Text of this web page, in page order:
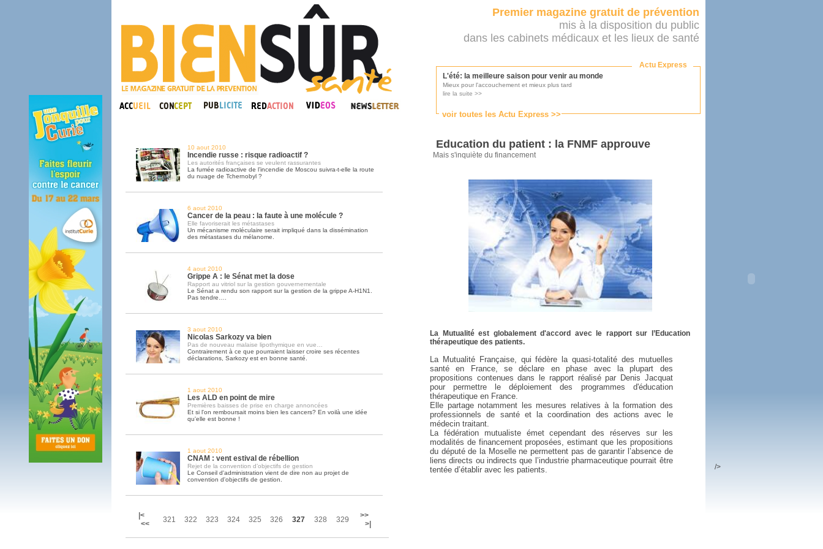
Premier magazine gratuit de prévention
mis à la disposition du public
dans les cabinets médicaux et les lieux de santé
Actu Express
voir toutes les Actu Express >>
L'été: la meilleure saison pour venir au monde
Mieux pour l'accouchement et mieux plus tard
lire la suite >>
Consultés par l'Ordre des médecins, pas par le ministère...
lire la suite >>
Une campagne de pub pour aimer son médecin
La pub au service des praticiens?
lire la suite >>
DMP, l'Arlésienne va devenir réalité
Déploiement prévu au 4ème trimestre 2016
lire la suite >>
Soins palliatifs: 40 millions de plus en 2016
La journée mondiale des soins palliatifs n'a pas été inutile
10 aout 2010
Incendie russe : risque radioactif ?
Les autorités françaises se veulent rassurantes
La fumée radioactive de l’incendie de Moscou suivra-t-elle la route
du nuage de Tchernobyl ?
6 aout 2010
Cancer de la peau : la faute à une molécule ?
Elle favoriserait les métastases
Un mécanisme moléculaire serait impliqué dans la dissémination
des métastases du mélanome.
4 aout 2010
Grippe A : le Sénat met la dose
Rapport au vitriol sur la gestion gouvernementale
Le Sénat a rendu son rapport sur la gestion de la grippe A-H1N1.
Pas tendre….
3 aout 2010
Nicolas Sarkozy va bien
Pas de nouveau malaise lipothymique en vue…
Contrairement à ce que pourraient laisser croire ses récentes
déclarations, Sarkozy est en bonne santé.
1 aout 2010
Les ALD en point de mire
Premières baisses de prise en charge annoncées
Et si l'on remboursait moins bien les cancers? En voilà une idée
qu'elle est bonne !
1 aout 2010
CNAM : vent estival de rébellion
Rejet de la convention d’objectifs de gestion
Le Conseil d'administration vient de dire non au projet de
convention d'objectifs de gestion.
|<
<<
321 322 323 324 325 326 327 328 329
>>
>|
Education du patient : la FNMF approuve
Mais s'inquiète du financement
La Mutualité est globalement d'accord avec le rapport sur l’Education
thérapeutique des patients.
La Mutualité Française, qui fédère la quasi-totalité des mutuelles
santé en France, se déclare en phase avec la plupart des
propositions contenues dans le rapport réalisé par Denis Jacquat
pour permettre le déploiement des programmes d'éducation
thérapeutique en France.
Elle partage notamment les mesures relatives à la formation des
professionnels de santé et la coordination des actions avec le
médecin traitant.
La fédération mutualiste émet cependant des réserves sur les
modalités de financement proposées, estimant que les propositions
du député de la Moselle ne permettent pas de garantir l’absence de
liens directs ou indirects que l’industrie pharmaceutique pourrait être
tentée d’établir avec les patients.
/>